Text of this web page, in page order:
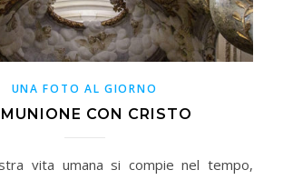
UNA FOTO AL GIORNO
CON CRISTO
vita umana si compie nel tempo,